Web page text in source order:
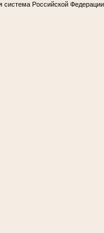
система Российской